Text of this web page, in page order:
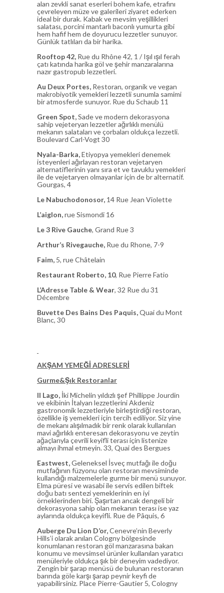
alan zevkli sanat eserleri bohem kafe, etrafını
çevreleyen müze ve galerileri ziyaret ederken
ideal bir durak. Kabak ve mevsim yeşillikleri
salatası, porcini mantarlı baconlı yumurta gibi
hem hafif hem de doyurucu lezzetler sunuyor.
Günlük tatlıları da bir harika.
Rooftop 42, Rue du Rhône 42, 1 / Işıl ışıl ferah
çatı katında harika göl ve şehir manzaralarına
nazır gastropub lezzetleri.
Au Deux Portes, Restoran, organik ve vegan
makrobiyotik yemekleri lezzetli sunumla samimi
bir atmosferde sunuyor. Rue du Schaub 11
Green Spot,Sade ve modern dekorasyona
sahip vejeteryan lezzetler ağırlıklı menülü
mekanın salataları ve çorbaları oldukça lezzetli.
Boulevard Carl-Vogt 30
Nyala-Barka,Etiyopya yemekleri denemek
isteyenleri ağırlayan restoran vejetaryen
alternatiflerinin yanı sıra et ve tavuklu yemekleri
ile de vejetaryen olmayanlar için de br alternatif.
Gourgas, 4
Le Nabuchodonosor, 14 Rue Jean Violette
L’aiglon,rue Sismondi 16
Le 3 Rive Gauche, Grand Rue 3
Arthur’s Rivegauche, Rue du Rhone, 7-9
Faim, 5, rue Châtelain
Restaurant Roberto, 10, Rue Pierre Fatio
L’Adresse Table & Wear, 32 Rue du 31
Décembre
Buvette Des Bains Des Paquis,Quai du Mont
Blanc, 30
AKŞAM YEMEĞİ ADRESLERİ
Gurme&Şık Restoranlar
Il Lago, İki Michelin yıldızlı şef Phillippe Jourdin
ve ekibinin İtalyan lezzetlerini Akdeniz
gastronomik lezzetleriyle birleştirdiği restoran,
özellikle iş yemekleri için tercih ediliyor. Siz yine
de mekanı alışılmadık bir renk olarak kullanılan
mavi ağırlıklı enteresan dekorasyonu ve zeytin
ağaçlarıyla çevrili keyifli terası için listenize
almayı ihmal etmeyin. 33, Quai des Bergues
Eastwest,Geleneksel İsveç mutfağı ile doğu
mutfağının füzyonu olan restoran mevsiminde
kullandığı malzemelerle gurme bir menü sunuyor.
Elma püresi ve wasabi ile servis edilen biftek
doğu batı sentezi yemeklerinin en iyi
örneklerinden biri. Şaşırtan ancak dengeli bir
dekorasyona sahip olan mekanın terası ise yaz
aylarında oldukça keyifli. Rue de Pâquis, 6
Auberge Du Lion D’or,Cenevre’nin Beverly
Hills’i olarak anılan Cologny bölgesinde
konumlanan restoran göl manzarasına bakan
konumu ve mevsimsel ürünler kullanılan yaratıcı
menüleriyle oldukça şık bir deneyim vadediyor.
Zengin bir şarap menüsü de bulunan restoranın
barında göle karşı şarap peynir keyfi de
yapabilirsiniz. Place Pierre-Gautier 5, Cologny